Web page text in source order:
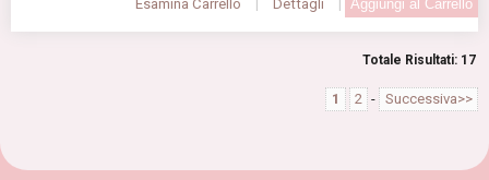
Esamina Carrello
| Dettagli |
Totale Risultati: 17
1 2 - Successiva>>